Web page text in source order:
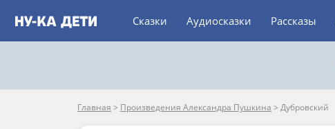
Сказки Аудиосказки Рассказы
Главная > Произведения Александра Пушкина > Дубровский